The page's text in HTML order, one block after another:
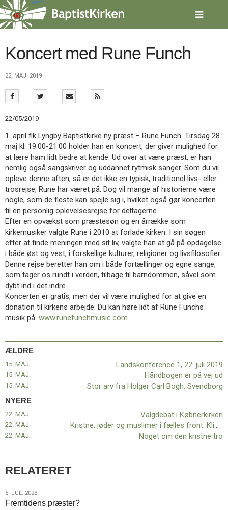
Spring
menu
over
gå
tilbage
forsiden
2.0:
Nyheder
3.0:
Kalender
4.0:
Inspiration
5.0:
Værktøjskassen
6.0:
Mission
7.0:
Om
BaptistKirken
8.0:
Kontakt
9.0:
Forside
10.0:
Nyheder
11.0:
Kalender
12.0:
Inspiration
13.0:
Værktøjskassen
14.0:
Mission
15.0:
Om
BaptistKirken
16.0:
Kontakt
Næste
indlæg:
Landskonference
22.
juli
2019
Koncert med Rune Funch
22. MAJ. 2019
22/05/2019
1. april fik Lyngby Baptistkirke ny præst – Rune Funch. Tirsdag 28.
maj kl. 19.00-21.00 holder han en koncert, der giver mulighed for
at lære ham lidt bedre at kende. Ud over at være præst, er han
nemlig også sangskriver og uddannet rytmisk sanger. Som du vil
opleve denne aften, så er det ikke en typisk, traditionel livs- eller
trosrejse, Rune har været på. Dog vil mange af historierne være
nogle, som de fleste kan spejle sig i, hvilket også gør koncerten
til en personlig oplevelsesrejse for deltagerne.
Efter en opvækst som præstesøn og en årrække som
kirkemusiker valgte Rune i 2010 at forlade kirken. I sin søgen
efter at finde meningen med sit liv, valgte han at gå på opdagelse
i både øst og vest, i forskellige kulturer, religioner og livsfilosofier.
Denne rejse beretter han om i både fortællinger og egne sange,
som tager os rundt i verden, tilbage til barndommen, såvel som
dybt ind i det indre.
Koncerten er gratis, men der vil være mulighed for at give en
donation til kirkens arbejde. Du kan høre lidt af Rune Funchs
musik på: www.runefunchmusic.com.
ÆLDRE
15. MAJ. Landskonference 1, 22. juli 2019
15. MAJ. Håndbogen er på vej ud
15. MAJ. Stor arv fra Holger Carl Bogh, Svendborg
NYERE
Valgdebat i Købnerkirken
22. MAJ.
Kristne, jøder og muslimer i fælles front: Klimakrisen kræver handling nu
22. MAJ.
Noget om den kristne tro
22. MAJ.
RELATERET
5.
jul.
5. JUL. 2023
Fremtidens præster?